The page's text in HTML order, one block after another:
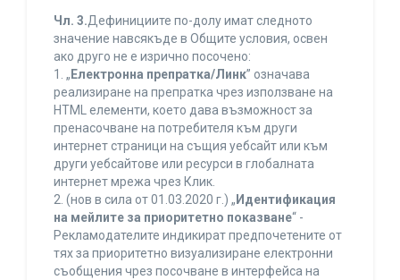
Чл. 3.Дефинициите по-долу имат следното
значение навсякъде в Общите условия, освен
ако друго не е изрично посочено:
1. „ Електронна препратка/Линк” означава
реализиране на препратка чрез използване на
HTML елементи, което дава възможност за
пренасочване на потребителя към други
интернет страници на същия уебсайт или към
други уебсайтове или ресурси в глобалната
интернет мрежа чрез Клик.
2. (нов в сила от 01.03.2020 г.) „ Идентификация
на мейлите за приоритетно показване“ -
Рекламодателите индикират предпочетените от
тях за приоритетно визуализиране електронни
съобщения чрез посочване в интерфейса на